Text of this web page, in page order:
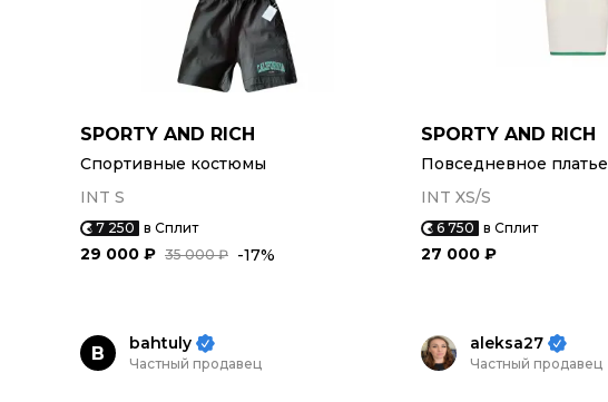
SPORTY AND RICH
Спортивные костюмы
INT S
7 250 в Сплит
35 000 ₽
29 000 ₽ -17%
SPORTY AND RICH
Повседневное платье
INT XS/S
6 750 в Сплит
27 000 ₽
B bahtuly
Частный продавец
aleksa27
Частный продавец